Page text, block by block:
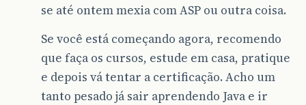
se até ontem mexia com ASP ou outra coisa.
Se você está começando agora, recomendo
que faça os cursos, estude em casa, pratique
e depois vá tentar a certificação. Acho um
tanto pesado já sair aprendendo Java e ir